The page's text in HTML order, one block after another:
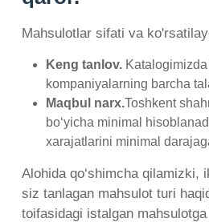
Mahsulotlar sifati va
Keng tanlov.
kompaniyalarning barcha
Maqbul narx.Toshkent
bo‘yicha minimal
xarajatlarini minimal
Alohida qo‘shimcha
siz tanlagan mahsulot turi
toifasidagi istalgan